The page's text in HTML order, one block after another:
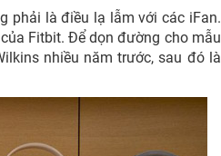
phải là điều lạ lẫm với các iFan.
Fitbit. Để dọn đường cho mẫu
nhiều năm trước, sau đó là